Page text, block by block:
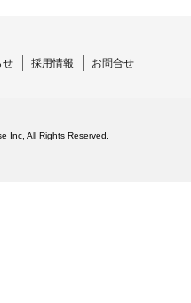
せ 採用情報 お問合せ
Inc, All Rights Reserved.